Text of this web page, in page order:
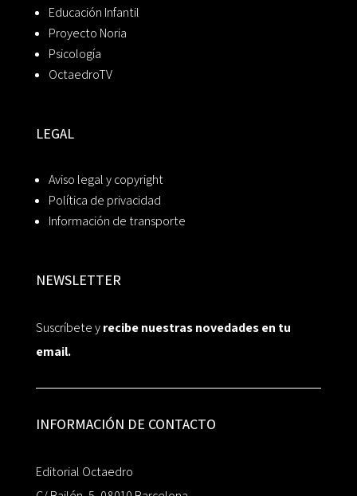
Educación Infantil
Proyecto Noria
Psicología
OctaedroTV
LEGAL
Aviso legal y copyright
Política de privacidad
Información de transporte
NEWSLETTER
Suscríbete yrecibe nuestras novedades en tu
email.
INFORMACIÓN DE CONTACTO
Editorial Octaedro